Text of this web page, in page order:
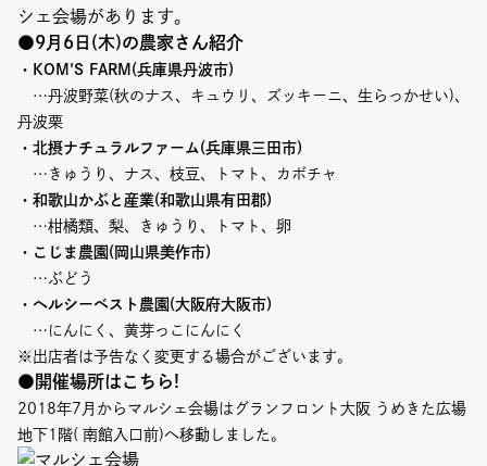
Event
Umekiki木曜マルシェ
限定フェア
Copyright (C) GRAND FRONT OSAKA. All Rights Reserved
シェ会場があります。
●9月6日(木)の農家さん紹介
・KOM'S FARM(兵庫県丹波市)
…丹波野菜(秋のナス、キュウリ、ズッキーニ、生らっかせい)、
丹波栗
・北摂ナチュラルファーム(兵庫県三田市)
…きゅうり、ナス、枝豆、トマト、カボチャ
・和歌山かぶと産業(和歌山県有田郡)
…柑橘類、梨、きゅうり、トマト、卵
・こじま農園(岡山県美作市)
…ぶどう
・ヘルシーベスト農園(大阪府大阪市)
…にんにく、黄芽っこにんにく
※出店者は予告なく変更する場合がございます。
●開催場所はこちら!
2018年7月からマルシェ会場はグランフロント大阪 うめきた広場
地下1階( 南館入口前)へ移動しました。